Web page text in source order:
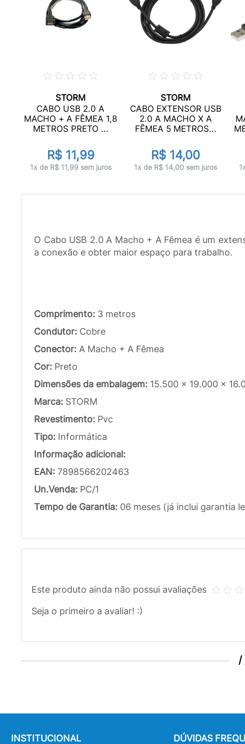
STORM
CABO USB 2.0 A
MACHO + A FÊMEA 1,8
METROS PRETO ...
R$ 11,99
1x de R$ 11,99 sem juros
STORM
CABO EXTENSOR USB
2.0 A MACHO X A
FÊMEA 5 METROS...
R$ 14,00
1x de R$ 14,00 sem juros
O Cabo USB 2.0 A Macho + A Fêmea é um
a conexão e obter maior espaço para trabalho.
Comprimento: 3 metros
Condutor: Cobre
Conector: A Macho + A Fêmea
Cor: Preto
Dimensões da embalagem: 15.500 x 19.000 x
Marca: STORM
Revestimento: Pvc
Tipo: Informática
Informação adicional:
EAN: 7898566202463
Un.Venda: PC/1
Tempo de Garantia: 06 meses (já inclui garantia
Este produto ainda não possui avaliações
Seja o primeiro a avaliar! :)
INSTITUCIONAL DÚVIDAS